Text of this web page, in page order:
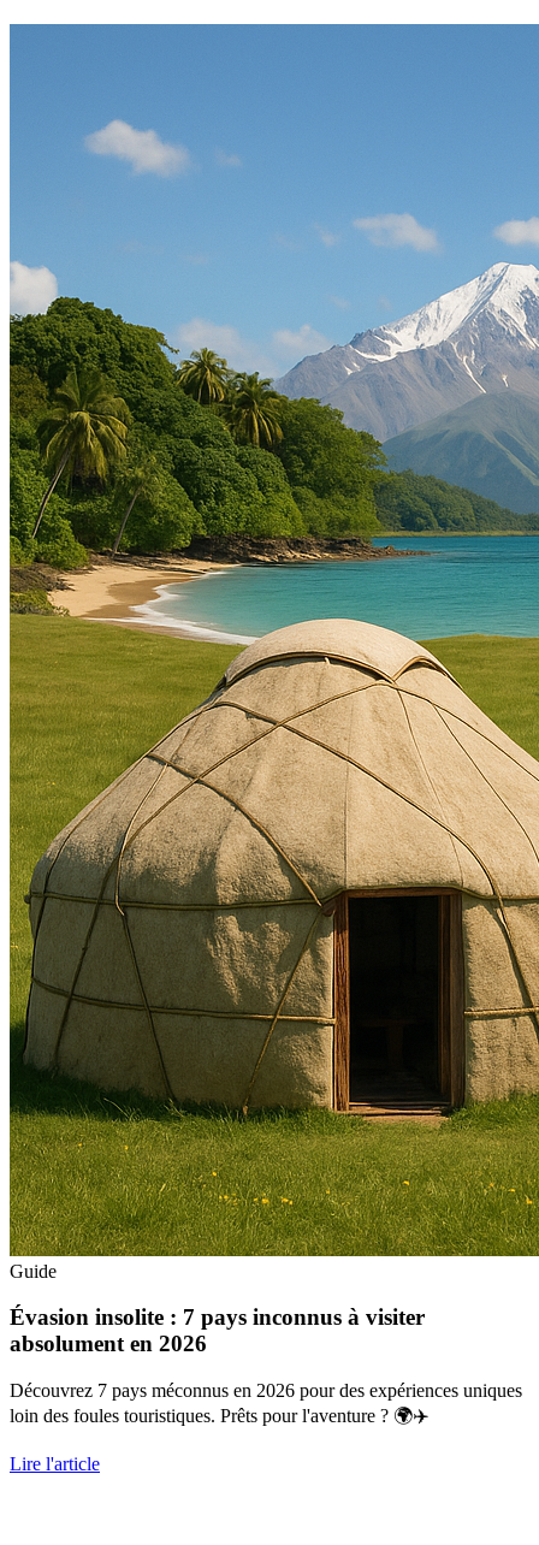
Guide
Évasion insolite : 7 pays inconnus à visiter
absolument en 2026
Découvrez 7 pays méconnus en 2026 pour des expériences uniques
loin des foules touristiques. Prêts pour l'aventure ? 🌍✈️
Lire l'article